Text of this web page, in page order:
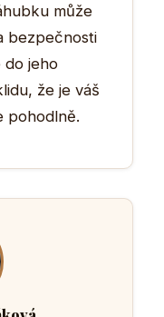
může
bezpečnosti
do jeho
že je váš
pohodlně.